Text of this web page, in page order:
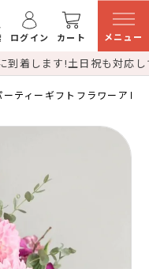
ログイン カート メニュー
到着します!土日祝も対応
ーティーギフトフラワーアレ